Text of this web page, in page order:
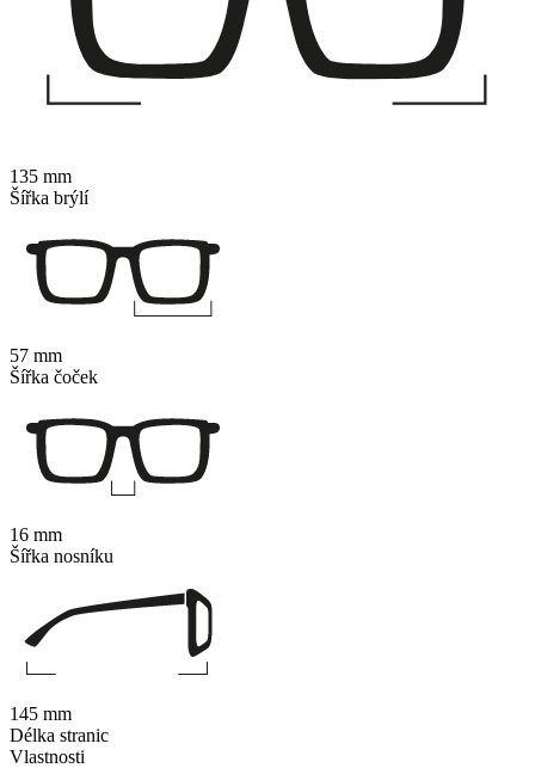
Vlastnosti
135 mm
Šířka brýlí
57 mm
Šířka čoček
16 mm
Šířka nosníku
145 mm
Délka stranic